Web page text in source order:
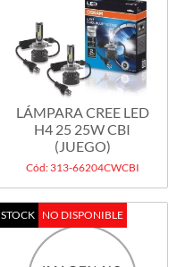
LÁMPARA CREE LED
H4 25 25W CBI
(JUEGO)
Cód: 313-66204CWCBI
STOCK NO DISPONIBLE